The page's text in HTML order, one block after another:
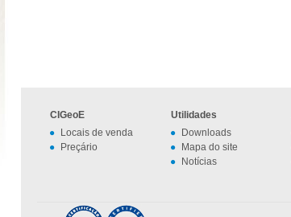
CIGeoE
Locais de venda
Preçário
Utilidades
Downloads
Mapa do site
Notícias